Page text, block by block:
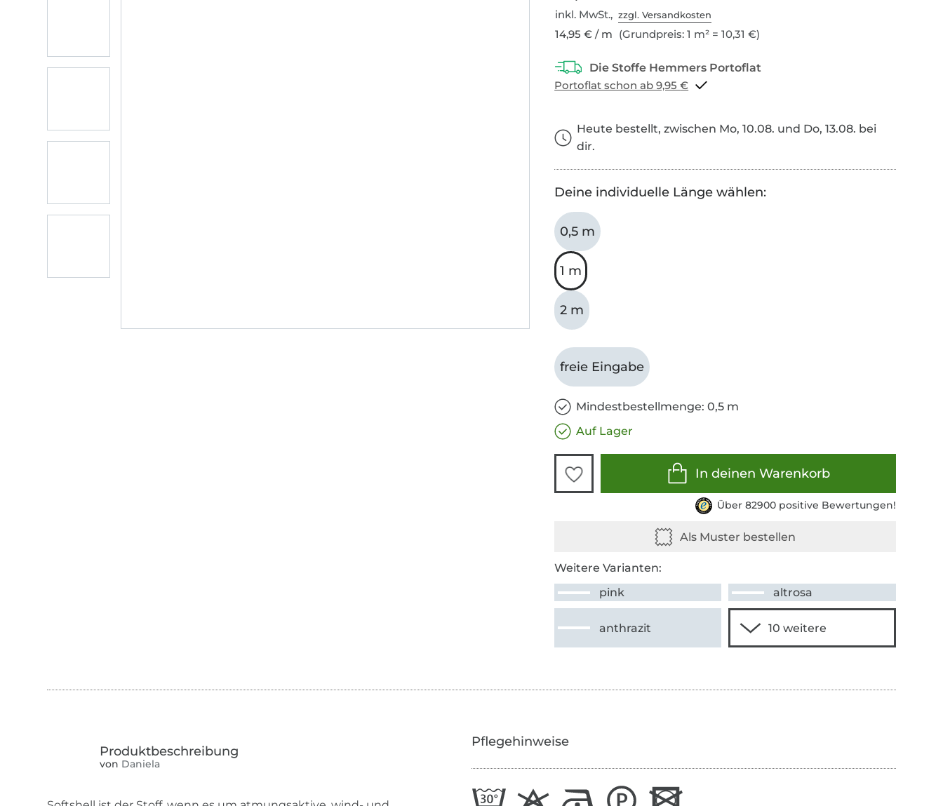
inkl. MwSt.,zzgl. Versandkosten
14,95 € / m (Grundpreis: 1 m² = 10,31 €)
Portoflat schon ab 9,95 €
Heute bestellt, zwischen Mo, 10.08. und Do, 13.08. bei
dir.
Deine individuelle Länge wählen:
0,5 m
1 m
2 m
freie Eingabe
Mindestbestellmenge: 0,5 m
Auf Lager
In deinen Warenkorb
Über 82900 positive Bewertungen!
Weitere Varianten:
pink
altrosa
anthrazit
von Daniela
Pflegehinweise